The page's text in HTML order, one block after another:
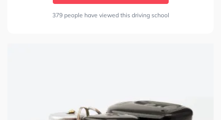
379 people have viewed this driving school